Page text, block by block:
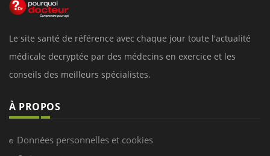
Le site santé de référence avec chaque jour toute l'actualité
médicale decryptée par des médecins en exercice et les
conseils des meilleurs spécialistes.
À PROPOS
Données personnelles et cookies